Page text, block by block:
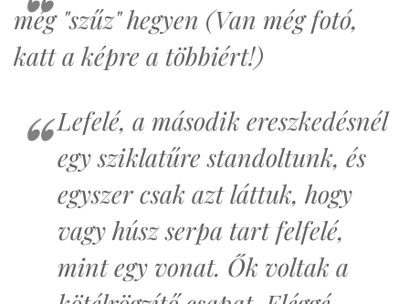
még "szűz" hegyen (Van még fotó,
katt a képre a többiért!)
Lefelé, a második ereszkedésnél
egy sziklatűre standoltunk, és
egyszer csak azt láttuk, hogy
vagy húsz serpa tart felfelé,
mint egy vonat. Ők voltak a